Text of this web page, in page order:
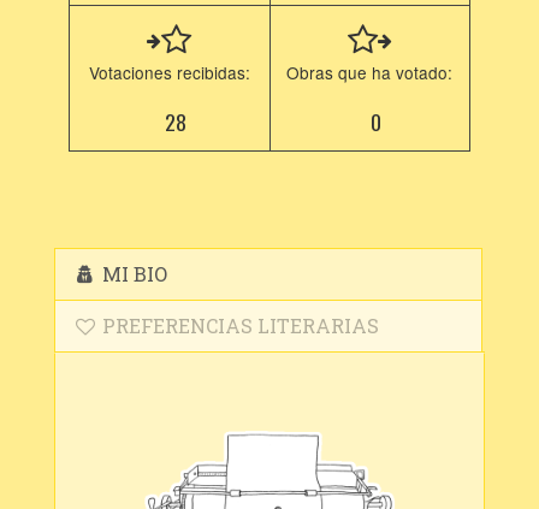
Votaciones recibidas:
28
Obras que ha votado:
0
MI BIO
PREFERENCIAS LITERARIAS